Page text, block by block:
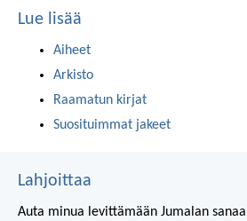
Lue lisää
Aiheet
Arkisto
Raamatun kirjat
Suosituimmat jakeet
Lahjoittaa
Auta minua levittämään Jumalan